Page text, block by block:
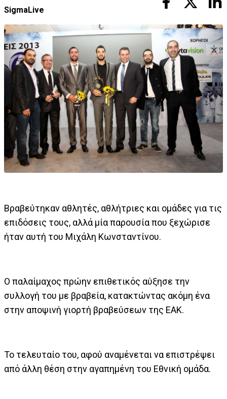
SigmaLive
Βραβεύτηκαν αθλητές, αθλήτριες και ομάδες για τις
επιδόσεις τους, αλλά μία παρουσία που ξεχώρισε
ήταν αυτή του Μιχάλη Κωνσταντίνου.
Ο παλαίμαχος πρώην επιθετικός αύξησε την
συλλογή του με βραβεία, κατακτώντας ακόμη ένα
στην αποψινή γιορτή βραβεύσεων της ΕΑΚ.
Το τελευταίο του, αφού αναμένεται να επιστρέψει
από άλλη θέση στην αγαπημένη του Εθνική ομάδα.